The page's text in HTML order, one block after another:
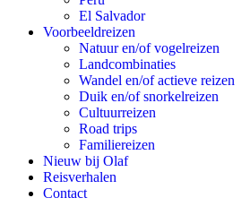
El Salvador
Voorbeeldreizen
Natuur en/of vogelreizen
Landcombinaties
Wandel en/of actieve reizen
Duik en/of snorkelreizen
Cultuurreizen
Road trips
Familiereizen
Nieuw bij Olaf
Reisverhalen
Contact